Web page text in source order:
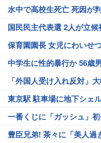
水中で高校生死亡 死因が
国民民主代表選 2人が立候
保育園園長 女児にわいせ
中学生に性的暴行か 56歳
「外国人受け入れ反対」
東京駅 駐車場に地下シェ
一番くじに「ガッシュ」
豊臣兄弟! 茶々に「美人過